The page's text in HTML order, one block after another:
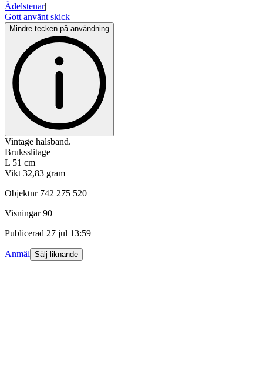
Ädelstenar|
Gott använt skick
Mindre tecken på användning
Vintage halsband.
Bruksslitage
L 51 cm
Vikt 32,83 gram
Objektnr 742 275 520
Visningar 90
Publicerad 27 jul 13:59
Anmäl Sälj liknande